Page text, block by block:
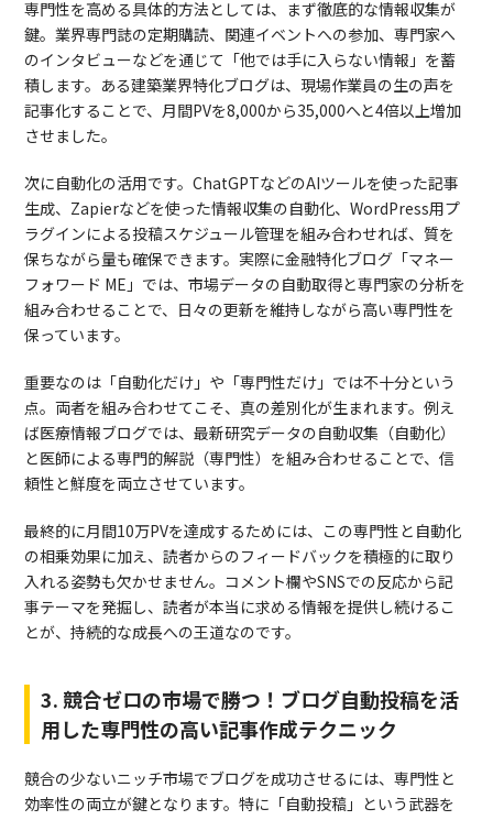
専門性を高める具体的方法としては、まず徹底的な情報収集が
鍵。業界専門誌の定期購読、関連イベントへの参加、専門家へ
のインタビューなどを通じて「他では手に入らない情報」を蓄
積します。ある建築業界特化ブログは、現場作業員の生の声を
記事化することで、月間PVを8,000から35,000へと4倍以上増加
させました。
次に自動化の活用です。ChatGPTなどのAIツールを使った記事
生成、Zapierなどを使った情報収集の自動化、WordPress用プ
ラグインによる投稿スケジュール管理を組み合わせれば、質を
保ちながら量も確保できます。実際に金融特化ブログ「マネー
フォワード ME」では、市場データの自動取得と専門家の分析を
組み合わせることで、日々の更新を維持しながら高い専門性を
保っています。
重要なのは「自動化だけ」や「専門性だけ」では不十分という
点。両者を組み合わせてこそ、真の差別化が生まれます。例え
ば医療情報ブログでは、最新研究データの自動収集（自動化）
と医師による専門的解説（専門性）を組み合わせることで、信
頼性と鮮度を両立させています。
最終的に月間10万PVを達成するためには、この専門性と自動化
の相乗効果に加え、読者からのフィードバックを積極的に取り
入れる姿勢も欠かせません。コメント欄やSNSでの反応から記
事テーマを発掘し、読者が本当に求める情報を提供し続けるこ
とが、持続的な成長への王道なのです。
3. 競合ゼロの市場で勝つ！ブログ自動投稿を活
用した専門性の高い記事作成テクニック
競合の少ないニッチ市場でブログを成功させるには、専門性と
効率性の両立が鍵となります。特に「自動投稿」という武器を